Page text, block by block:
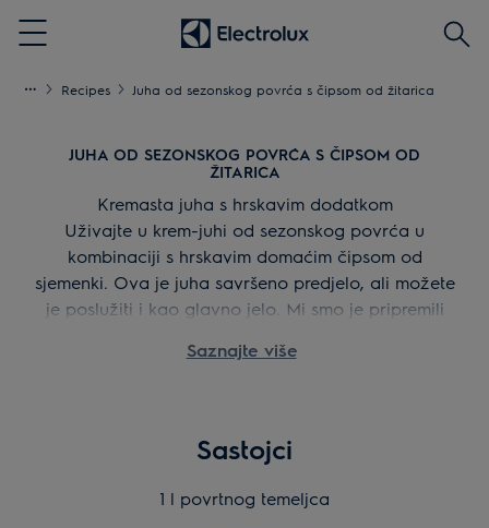
Menu
Traži
Recipes Juha od sezonskog povrća s čipsom od žitarica
JUHA OD SEZONSKOG POVRĆA S ČIPSOM OD
ŽITARICA
Kremasta juha s hrskavim dodatkom
Uživajte u krem-juhi od sezonskog povrća u
kombinaciji s hrskavim domaćim čipsom od
sjemenki. Ova je juha savršeno predjelo, ali možete
je poslužiti i kao glavno jelo. Mi smo je pripremili
drugim sezonskim povrćem, poput čičoke.
Saznajte više
Sastojci
1 l povrtnog temeljca